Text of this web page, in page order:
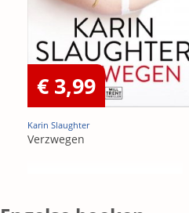
€ 3,99
Karin Slaughter
Verzwegen